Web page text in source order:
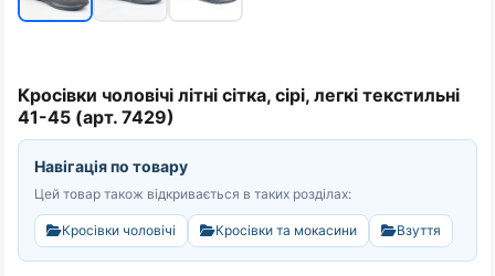
Кросівки чоловічі літні сітка, сірі, легкі текстильні
41-45 (арт. 7429)
Навігація по товару
Цей товар також відкривається в таких розділах:
Кросівки чоловічі Кросівки та мокасини Взуття